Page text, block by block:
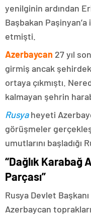
yenilginin ardından
Başbakan
etmişti.
Azerbaycan 27 yıl
girmiş ancak
ortaya çıkmıştı.
kalmayan şehrin
Rusyaheyeti
görüşmeler
umutlarını başladığı
“Dağlık Karabağ
Parçası”
Rusya Devlet Başkanı
Azerbaycan